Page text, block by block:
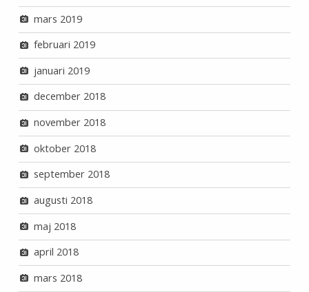
mars 2019
februari 2019
januari 2019
december 2018
november 2018
oktober 2018
september 2018
augusti 2018
maj 2018
april 2018
mars 2018